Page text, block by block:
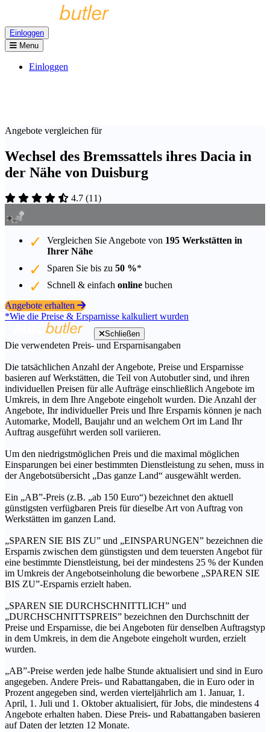
Einloggen
Menu
Einloggen
Angebote vergleichen für
Wechsel des Bremssattels ihres Dacia in
der Nähe von Duisburg
4.7 (11)
Vergleichen Sie Angebote von 195 Werkstätten in
Ihrer Nähe
Sparen Sie bis zu 50 %*
Schnell & einfach online buchen
Angebote erhalten
*Wie die Preise & Ersparnisse kalkuliert wurden
Schließen
Die verwendeten Preis- und Ersparnisangaben
Die tatsächlichen Anzahl der Angebote, Preise und Ersparnisse
basieren auf Werkstätten, die Teil von Autobutler sind, und ihren
individuellen Preisen für alle Aufträge einschließlich Angebote im
Umkreis, in dem Ihre Angebote eingeholt wurden. Die Anzahl der
Angebote, Ihr individueller Preis und Ihre Ersparnis können je nach
Automarke, Modell, Baujahr und an welchem Ort im Land Ihr
Auftrag ausgeführt werden soll variieren.
Um den niedrigstmöglichen Preis und die maximal möglichen
Einsparungen bei einer bestimmten Dienstleistung zu sehen, muss in
der Angebotsübersicht „Das ganze Land“ ausgewählt werden.
Ein „AB”-Preis (z.B. „ab 150 Euro“) bezeichnet den aktuell
günstigsten verfügbaren Preis für dieselbe Art von Auftrag von
Werkstätten im ganzen Land.
„SPAREN SIE BIS ZU” und „EINSPARUNGEN” bezeichnen die
Ersparnis zwischen dem günstigsten und dem teuersten Angebot für
eine bestimmte Dienstleistung, bei der mindestens 25 % der Kunden
im Umkreis der Angebotseinholung die beworbene „SPAREN SIE
BIS ZU”-Ersparnis erzielt haben.
„SPAREN SIE DURCHSCHNITTLICH” und
„DURCHSCHNITTSPREIS” bezeichnen den Durchschnitt der
Preise und Ersparnisse, die bei Angeboten für denselben Auftragstyp
in dem Umkreis, in dem die Angebote eingeholt wurden, erzielt
wurden.
„AB”-Preise werden jede halbe Stunde aktualisiert und sind in Euro
angegeben. Andere Preis- und Rabattangaben, die in Euro oder in
Prozent angegeben sind, werden vierteljährlich am 1. Januar, 1.
April, 1. Juli und 1. Oktober aktualisiert, für Jobs, die mindestens 4
Angebote erhalten haben. Diese Preis- und Rabattangaben basieren
auf Daten der letzten 12 Monate.